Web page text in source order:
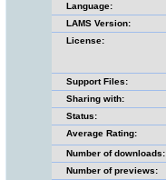
Language:
LAMS Version:
License:
Support Files:
Sharing with:
Status:
Average Rating:
Number of downloads:
Number of previews: